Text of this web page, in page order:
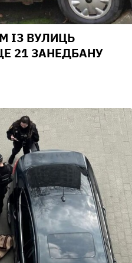
ІЗ ВУЛИЦЬ
21 ЗАНЕДБАНУ